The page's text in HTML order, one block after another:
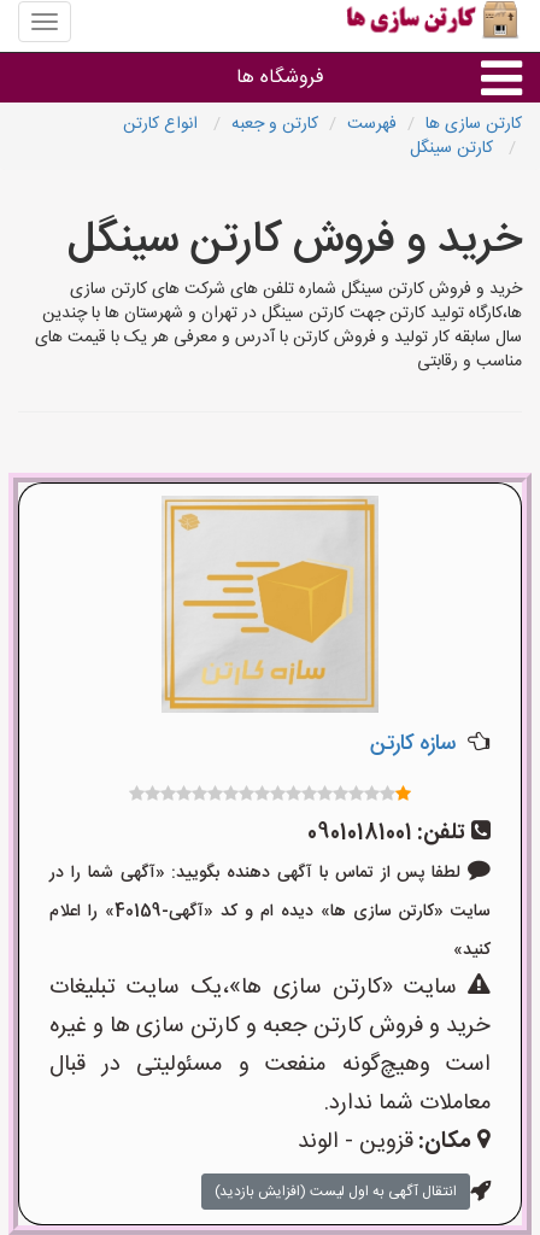
منوی
سایت
سازی
فروشگاه ها
سایر گروه ها
فروشنده های کارتن جعبه
کارتن سازی ها فهرست کارتن و جعبه
انواع کارتن
کارتن سینگل
خرید و فروش کارتن سینگل
خرید و فروش کارتن سینگل شماره تلفن های شرکت های کارتن سازی
ها،کارگاه تولید کارتن جهت کارتن سینگل در تهران و شهرستان ها با چندین
سال سابقه کار تولید و فروش کارتن با آدرس و معرفی هر یک با قیمت های
مناسب و رقابتی
سازه کارتن
تلفن: 09010181001
لطفا پس از تماس با آگهی دهنده بگویید: «آگهی شما را در
سایت «کارتن سازی ها» دیده ام و کد «آگهی-40159» را اعلام
کنید»
سایت «کارتن سازی ها»،یک سایت تبلیغات
خرید و فروش کارتن جعبه و کارتن سازی ها و غیره
است وهیچ‌گونه منفعت و مسئولیتی در قبال
معاملات شما ندارد.
مکان:قزوین - الوند
انتقال آگهی به اول لیست (افزایش بازدید)